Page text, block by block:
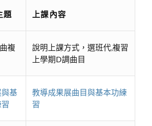
題 上課內容
複
說明上課方式，選班代,複習
上學期D調曲目
基
教導成果展曲目與基本功練
習